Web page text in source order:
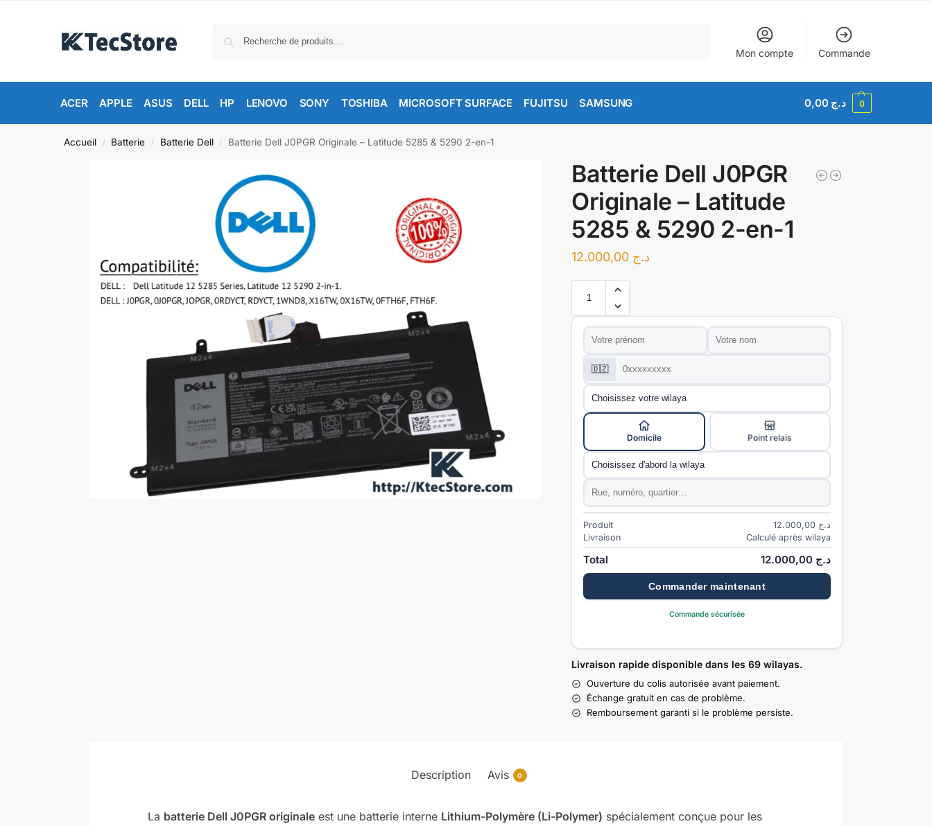
Mon compte Commande
ACER APPLE ASUS DELL HP LENOVO SONY TOSHIBA MICROSOFT SURFACE FUJITSU SAMSUNG د.ج 0,00 0
Accueil / Batterie / Batterie Dell / Batterie Dell J0PGR Originale – Latitude 5285 & 5290 2-en-1
Batterie Dell J0PGR
Originale – Latitude
5285 & 5290 2-en-1
د.ج
Prénom Nom
Téléphone
🇩🇿
Wilaya*
Mode de livraison*
Domicile
Point relais
Commune*
Adresse
Produit د.ج
Livraison
Calculé après wilaya
Total د.ج
Commander maintenant
Commande sécurisée
Livraison rapide disponible dans les 69 wilayas.
Ouverture du colis autorisée avant paiement.
Échange gratuit en cas de problème.
Remboursement garanti si le problème persiste.
Description Avis 0
La batterie Dell J0PGR originaleest une batterie interne Lithium-Polymère (Li-Polymer) spécialement conçue pour les